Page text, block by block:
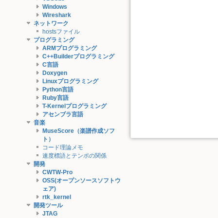
Windows
Wireshark
ネットワーク
hostsファイル
プログラミング
ARMプログラミング
C++Builderプログラミング
C言語
Doxygen
Linuxプログラミング
Python言語
Ruby言語
T-Kernelプログラミング
アセンブラ言語
音楽
MuseScore（楽譜作成ソフ
ト）
コード理論メモ
速度標語とテンポの関係
開発
CWTW-Pro
OSS(オープンソースソフトウ
ェア)
rtk_kernel
開発ツール
JTAG